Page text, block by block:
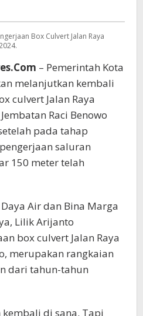
Jerawat-
Benowo
2024
Box Culvert Jalan Raya
– Pemerintah Kota
melanjutkan kembali
culvert Jalan Raya
Raci Benowo
pada tahap
saluran
150 meter telah
Air dan Bina Marga
Lilik Arijanto
box culvert Jalan Raya
merupakan rangkaian
dari tahun-tahun
kembali di sana. Tapi